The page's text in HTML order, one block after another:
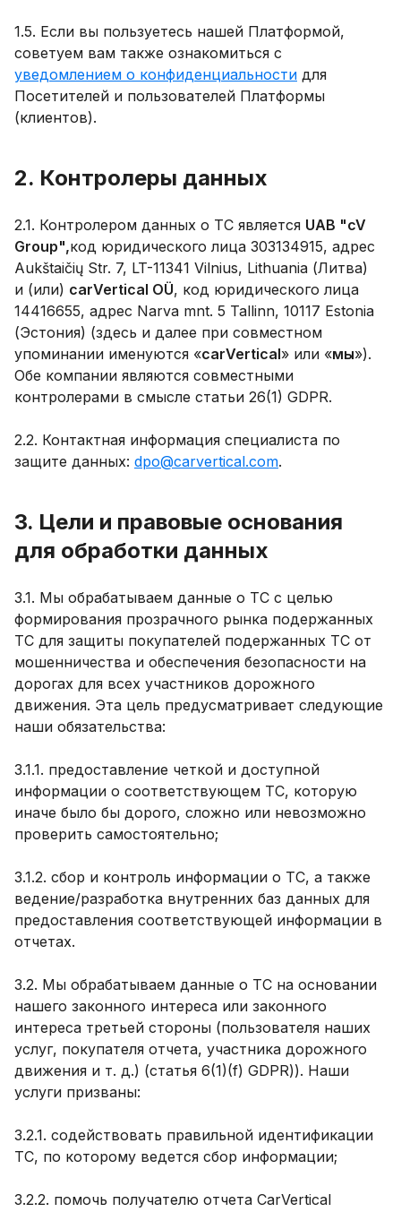
1.5. Если вы пользуетесь нашей Платформой,
советуем вам также ознакомиться с
уведомлением о конфиденциальности для
Посетителей и пользователей Платформы
(клиентов).
2. Контролеры данных
2.1. Контролером данных о ТС является UAB "cV
Group",код юридического лица 303134915, адрес
Aukštaičių Str. 7, LT-11341 Vilnius, Lithuania (Литва)
и (или) carVertical OÜ, код юридического лица
14416655, адрес Narva mnt. 5 Tallinn, 10117 Estonia
(Эстония) (здесь и далее при совместном
упоминании именуются «carVertical» или «мы»).
Обе компании являются совместными
контролерами в смысле статьи 26(1) GDPR.
2.2. Контактная информация специалиста по
защите данных: dpo@carvertical.com.
3. Цели и правовые основания
для обработки данных
3.1. Мы обрабатываем данные о ТС с целью
формирования прозрачного рынка подержанных
ТС для защиты покупателей подержанных ТС от
мошенничества и обеспечения безопасности на
дорогах для всех участников дорожного
движения. Эта цель предусматривает следующие
наши обязательства:
3.1.1. предоставление четкой и доступной
информации о соответствующем ТС, которую
иначе было бы дорого, сложно или невозможно
проверить самостоятельно;
3.1.2. сбор и контроль информации о ТС, а также
ведение/разработка внутренних баз данных для
предоставления соответствующей информации в
отчетах.
3.2. Мы обрабатываем данные о ТС на основании
нашего законного интереса или законного
интереса третьей стороны (пользователя наших
услуг, покупателя отчета, участника дорожного
движения и т. д.) (статья 6(1)(f) GDPR)). Наши
услуги призваны:
3.2.1. содействовать правильной идентификации
ТС, по которому ведется сбор информации;
3.2.2. помочь получателю отчета CarVertical